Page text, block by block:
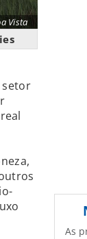
Vista
setor
As